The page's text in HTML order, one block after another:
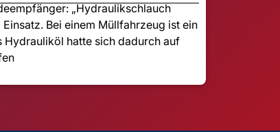
„Hydraulikschlauch
Bei einem Müllfahrzeug ist ein
Hydrauliköl hatte sich dadurch auf